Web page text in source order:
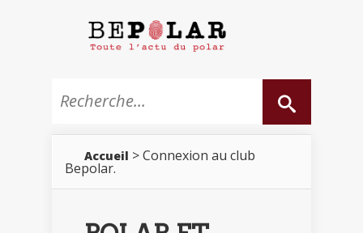
Accueil > Connexion au club
Bepolar.